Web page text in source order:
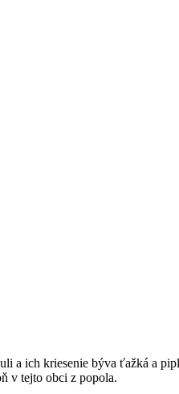
a ich kriesenie býva ťažká a
v tejto obci z popola.